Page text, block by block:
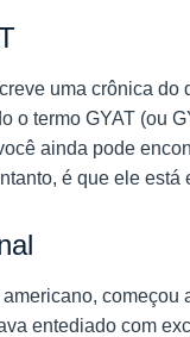
uma crônica
o termo GYAT (ou
ainda pode
é que ele
entediado com